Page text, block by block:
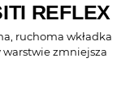
REFLEX
ruchoma wkładka
warstwie zmniejsza